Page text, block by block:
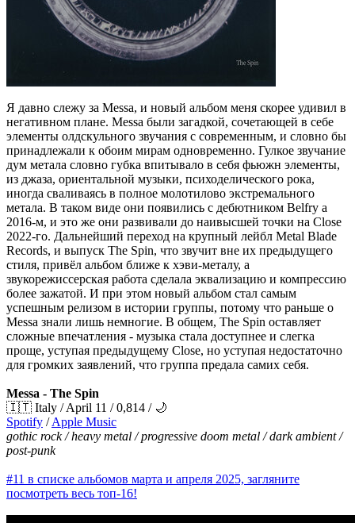
Я давно слежу за Messa, и новый альбом меня скорее удивил в
негативном плане. Messa были загадкой, сочетающей в себе
элементы олдскульного звучания с современным, и словно бы
принадлежали к обоим мирам одновременно. Гулкое звучание
дум метала словно губка впитывало в себя фьюжн элементы,
из джаза, ориентальной музыки, психоделического рока,
иногда сваливаясь в полное молотилово экстремального
метала. В таком виде они появились с дебютником Belfry а
2016-м, и это же они развивали до наивысшей точки на Close
2022-го. Дальнейший переход на крупный лейбл Metal Blade
Records, и выпуск The Spin, что звучит вне их предыдущего
стиля, привёл альбом ближе к хэви-металу, а
звукорежиссерская работа сделала эквализацию и компрессию
более зажатой. И при этом новый альбом стал самым
успешным релизом в истории группы, потому что раньше о
Messa знали лишь немногие. В общем, The Spin оставляет
сложные впечатления - музыка стала доступнее и слегка
проще, уступая предыдущему Close, но уступая недостаточно
для громких заявлений, что группа предала самих себя.
Messa - The Spin
🇮🇹 Italy / April 11 / 0,814 / 🌙
Spotify /Apple Music
gothic rock / heavy metal / progressive doom metal / dark ambient /
post-punk
#11 в списке альбомов марта и апреля 2025, загляните
посмотреть весь топ-16!